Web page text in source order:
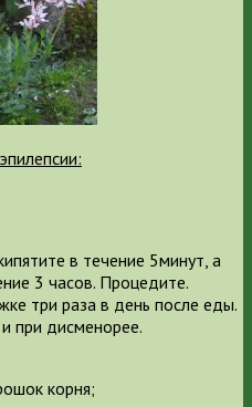
в течение 5минут, а
3 часов. Процедите.
три раза в день после еды.
при дисменорее.
корня;